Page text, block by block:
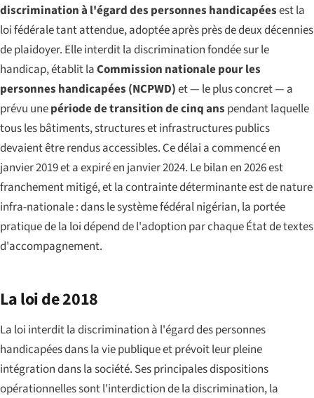
discrimination à l'égard des personnes handicapéesest la
loi fédérale tant attendue, adoptée après près de deux décennies
de plaidoyer. Elle interdit la discrimination fondée sur le
handicap, établit laCommission nationale pour les
personnes handicapées (NCPWD)et — le plus concret — a
prévu unepériode de transition de cinq ans pendant laquelle
tous les bâtiments, structures et infrastructures publics
devaient être rendus accessibles. Ce délai a commencé en
janvier 2019 et a expiré en janvier 2024. Le bilan en 2026 est
franchement mitigé, et la contrainte déterminante est de nature
infra-nationale : dans le système fédéral nigérian, la portée
pratique de la loi dépend de l'adoption par chaque État de textes
d'accompagnement.
La loi de 2018
La loi interdit la discrimination à l'égard des personnes
handicapées dans la vie publique et prévoit leur pleine
intégration dans la société. Ses principales dispositions
opérationnelles sont l'interdiction de la discrimination, la